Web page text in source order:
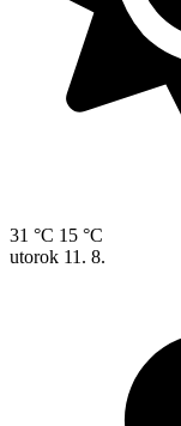
31 °C 15 °C
utorok 11. 8.